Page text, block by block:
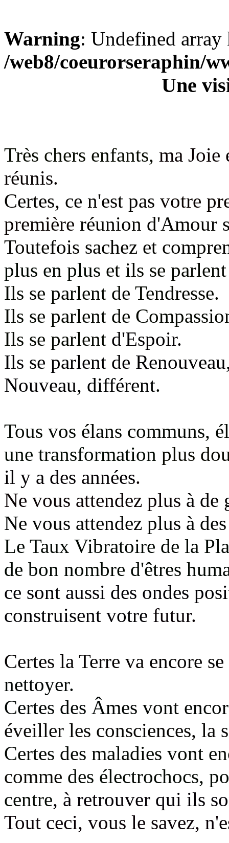
Warning: Undefined
/web8/coeurorseraphin/
Une
Très chers enfants, ma Joie
réunis.
Certes, ce n'est pas votre
première réunion d'Amour
Toutefois sachez et
plus en plus et ils se
Ils se parlent de Tendresse.
Ils se parlent de
Ils se parlent d'Espoir.
Ils se parlent de
Nouveau, différent.
Tous vos élans communs,
une transformation plus
il y a des années.
Ne vous attendez plus à de
Ne vous attendez plus à
Le Taux Vibratoire de la
de bon nombre d'êtres
ce sont aussi des ondes
construisent votre futur.
Certes la Terre va encore
nettoyer.
Certes des Âmes vont
éveiller les consciences, la
Certes des maladies vont
comme des électrochocs,
centre, à retrouver qui ils
Tout ceci, vous le savez,